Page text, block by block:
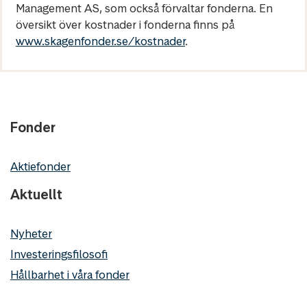
Management AS, som också förvaltar fonderna. En
översikt över kostnader i fonderna finns på
www.skagenfonder.se/kostnader.
Fonder
Aktiefonder
Aktuellt
Nyheter
Investeringsfilosofi
Hållbarhet i våra fonder